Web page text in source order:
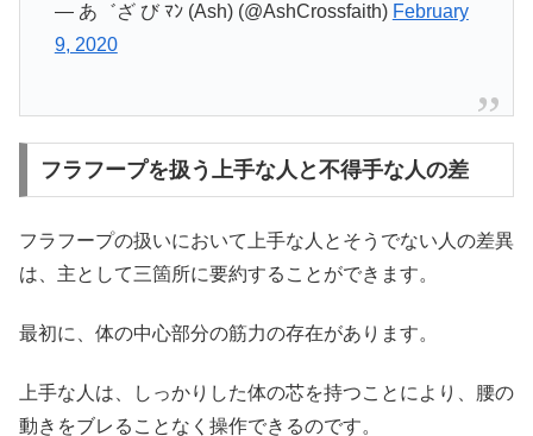
— あ゛ざ び ﾏﾝ (Ash) (@AshCrossfaith) February
9, 2020
フラフープを扱う上手な人と不得手な人の差
フラフープの扱いにおいて上手な人とそうでない人の差異
は、主として三箇所に要約することができます。
最初に、体の中心部分の筋力の存在があります。
上手な人は、しっかりした体の芯を持つことにより、腰の
動きをブレることなく操作できるのです。